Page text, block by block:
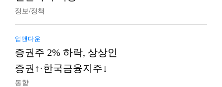
정보/정책
업앤다운
증권주 2% 하락, 상상인
증권↑·한국금융지주↓
동향